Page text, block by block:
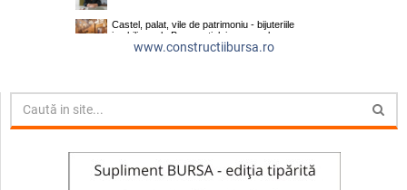
www.constructiibursa.ro